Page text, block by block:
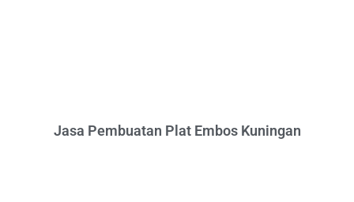
Jasa Pembuatan Plat Embos Kuningan